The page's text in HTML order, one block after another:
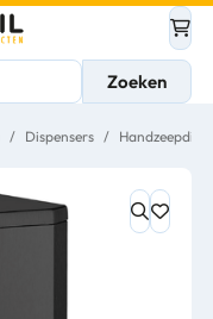
Zoeken
/ Dispensers /